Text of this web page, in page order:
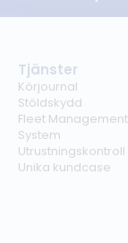
Tjänster
Körjournal
Stöldskydd
Fleet Management
System
Utrustningskontroll
Unika kundcase